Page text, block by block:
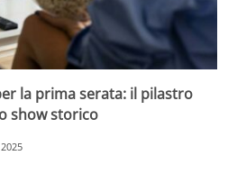
la prima serata: il pilastro
show storico